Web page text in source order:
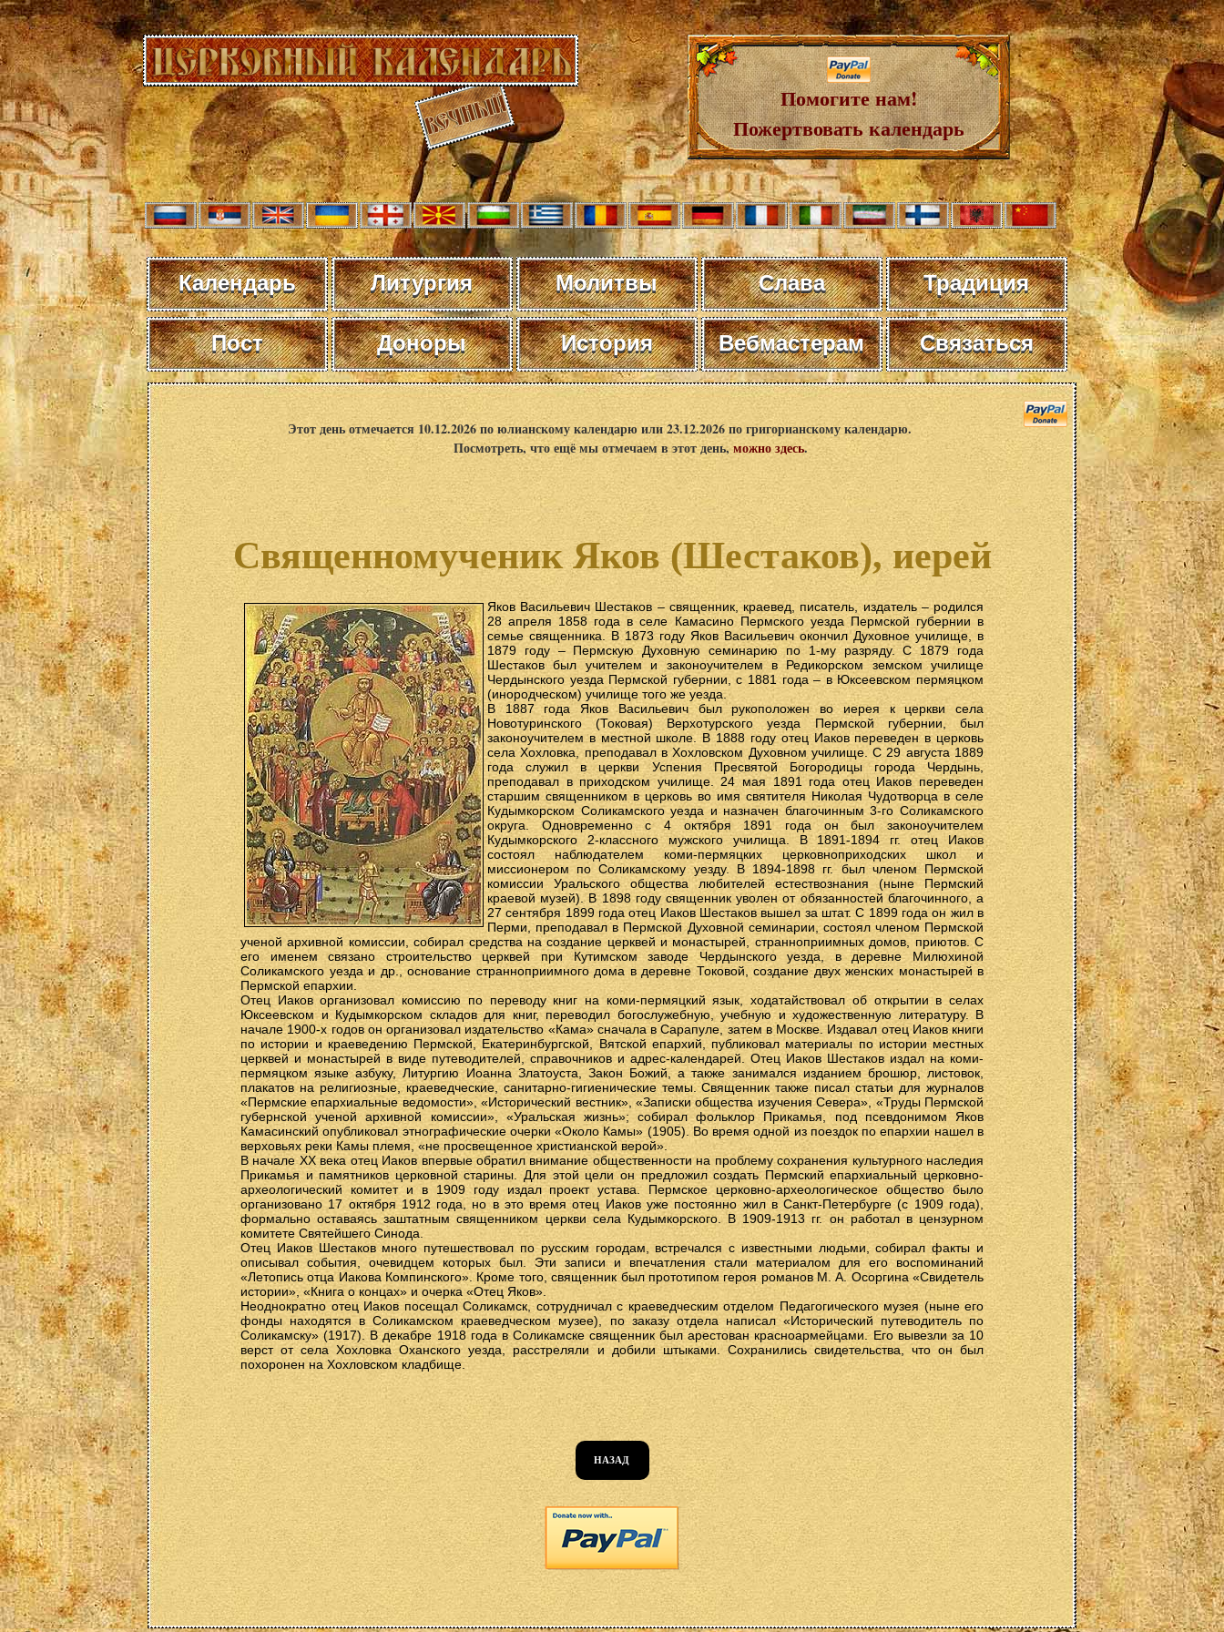
Помогите нам!
Пожертвовать календарь
Календарь Литургия Молитвы Слава Традиция
Пост Доноры История Вебмастерам Связаться
Этот день отмечается 10.12.2026 по юлианскому календарю или 23.12.2026 по григорианскому календарю.
Посмотреть, что ещё мы отмечаем в этот день,можно здесь.
Священномученик Яков (Шестаков), иерей
Яков Васильевич Шестаков – священник, краевед, писатель, издатель – родился
28 апреля 1858 года в селе Камасино Пермского уезда Пермской губернии в
семье священника. В 1873 году Яков Васильевич окончил Духовное училище, в
1879 году – Пермскую Духовную семинарию по 1-му разряду. С 1879 года
Шестаков был учителем и законоучителем в Редикорском земском училище
Чердынского уезда Пермской губернии, с 1881 года – в Юксеевском пермяцком
(инородческом) училище того же уезда.
В 1887 года Яков Васильевич был рукоположен во иерея к церкви села
Новотуринского (Токовая) Верхотурского уезда Пермской губернии, был
законоучителем в местной школе. В 1888 году отец Иаков переведен в церковь
села Хохловка, преподавал в Хохловском Духовном училище. С 29 августа 1889
года служил в церкви Успения Пресвятой Богородицы города Чердынь,
преподавал в приходском училище. 24 мая 1891 года отец Иаков переведен
старшим священником в церковь во имя святителя Николая Чудотворца в селе
Кудымкорском Соликамского уезда и назначен благочинным 3-го Соликамского
округа. Одновременно с 4 октября 1891 года он был законоучителем
Кудымкорского 2-классного мужского училища. В 1891-1894 гг. отец Иаков
состоял наблюдателем коми-пермяцких церковноприходских школ и
миссионером по Соликамскому уезду. В 1894-1898 гг. был членом Пермской
комиссии Уральского общества любителей естествознания (ныне Пермский
краевой музей). В 1898 году священник уволен от обязанностей благочинного, а
27 сентября 1899 года отец Иаков Шестаков вышел за штат. С 1899 года он жил в
Перми, преподавал в Пермской Духовной семинарии, состоял членом Пермской
ученой архивной комиссии, собирал средства на создание церквей и монастырей, странноприимных домов, приютов. С
его именем связано строительство церквей при Кутимском заводе Чердынского уезда, в деревне Милюхиной
Соликамского уезда и др., основание странноприимного дома в деревне Токовой, создание двух женских монастырей в
Пермской епархии.
Отец Иаков организовал комиссию по переводу книг на коми-пермяцкий язык, ходатайствовал об открытии в селах
Юксеевском и Кудымкорском складов для книг, переводил богослужебную, учебную и художественную литературу. В
начале 1900-х годов он организовал издательство «Кама» сначала в Сарапуле, затем в Москве. Издавал отец Иаков книги
по истории и краеведению Пермской, Екатеринбургской, Вятской епархий, публиковал материалы по истории местных
церквей и монастырей в виде путеводителей, справочников и адрес-календарей. Отец Иаков Шестаков издал на коми-
пермяцком языке азбуку, Литургию Иоанна Златоуста, Закон Божий, а также занимался изданием брошюр, листовок,
плакатов на религиозные, краеведческие, санитарно-гигиенические темы. Священник также писал статьи для журналов
«Пермские епархиальные ведомости», «Исторический вестник», «Записки общества изучения Севера», «Труды Пермской
губернской ученой архивной комиссии», «Уральская жизнь»; собирал фольклор Прикамья, под псевдонимом Яков
Камасинский опубликовал этнографические очерки «Около Камы» (1905). Во время одной из поездок по епархии нашел в
верховьях реки Камы племя, «не просвещенное христианской верой».
В начале ХХ века отец Иаков впервые обратил внимание общественности на проблему сохранения культурного наследия
Прикамья и памятников церковной старины. Для этой цели он предложил создать Пермский епархиальный церковно-
археологический комитет и в 1909 году издал проект устава. Пермское церковно-археологическое общество было
организовано 17 октября 1912 года, но в это время отец Иаков уже постоянно жил в Санкт-Петербурге (с 1909 года),
формально оставаясь заштатным священником церкви села Кудымкорского. В 1909-1913 гг. он работал в цензурном
комитете Святейшего Синода.
Отец Иаков Шестаков много путешествовал по русским городам, встречался с известными людьми, собирал факты и
описывал события, очевидцем которых был. Эти записи и впечатления стали материалом для его воспоминаний
«Летопись отца Иакова Компинского». Кроме того, священник был прототипом героя романов М. А. Осоргина «Свидетель
истории», «Книга о концах» и очерка «Отец Яков».
Неоднократно отец Иаков посещал Соликамск, сотрудничал с краеведческим отделом Педагогического музея (ныне его
фонды находятся в Соликамском краеведческом музее), по заказу отдела написал «Исторический путеводитель по
Соликамску» (1917). В декабре 1918 года в Соликамске священник был арестован красноармейцами. Его вывезли за 10
верст от села Хохловка Оханского уезда, расстреляли и добили штыками. Сохранились свидетельства, что он был
похоронен на Хохловском кладбище.
НАЗАД